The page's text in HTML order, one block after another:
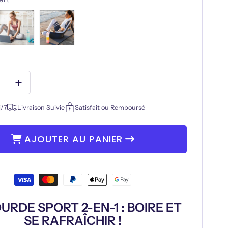
habituel
Augmenter
quantité
SPORT
|
7 Livraison Suivie Satisfait ou Remboursé
AJOUTER AU PANIER
SPORT 2-EN-1 : BOIRE ET
SE RAFRAÎCHIR !